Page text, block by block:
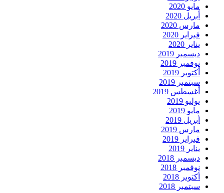
مايو 2020
أبريل 2020
مارس 2020
فبراير 2020
يناير 2020
ديسمبر 2019
نوفمبر 2019
أكتوبر 2019
سبتمبر 2019
أغسطس 2019
يوليو 2019
مايو 2019
أبريل 2019
مارس 2019
فبراير 2019
يناير 2019
ديسمبر 2018
نوفمبر 2018
أكتوبر 2018
سبتمبر 2018